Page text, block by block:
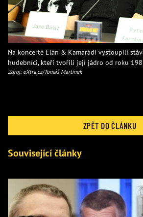
Na koncertě Elán & Kamarádi vystoupili
hudebníci, kteří tvořili její jádro od roku
Zdroj: eXtra.cz/Tomáš Martínek
ZPĚT DO ČLÁNKU
Související články